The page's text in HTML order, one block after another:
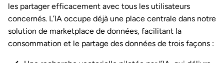
les partager efficacement avec tous les utilisateurs
concernés. L’IA occupe déjà une place centrale dans notre
solution de marketplace de données, facilitant la
consommation et le partage des données de trois façons :